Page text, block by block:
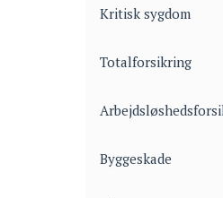
Kritisk sygdom
Totalforsikring
Byggeskade